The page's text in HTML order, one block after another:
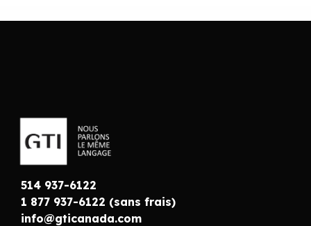
514 937-6122
1 877 937-6122 (sans frais)
info@gticanada.com